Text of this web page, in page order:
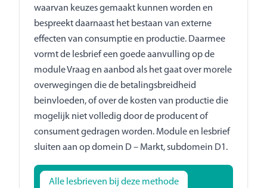
waarvan keuzes gemaakt kunnen worden en
bespreekt daarnaast het bestaan van externe
effecten van consumptie en productie. Daarmee
vormt de lesbrief een goede aanvulling op de
module Vraag en aanbod als het gaat over morele
overwegingen die de betalingsbreidheid
beinvloeden, of over de kosten van productie die
mogelijk niet volledig door de producent of
consument gedragen worden. Module en lesbrief
sluiten aan op domein D – Markt, subdomein D1.
Alle lesbrieven bij deze methode